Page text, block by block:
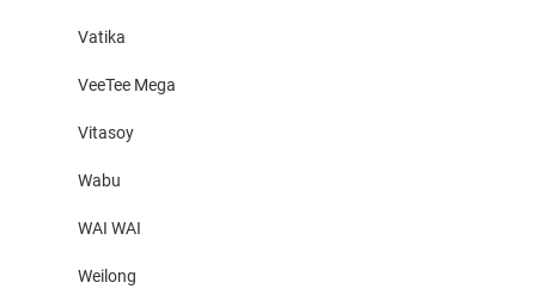
Vatika
VeeTee Mega
Vitasoy
Wabu
WAI WAI
Weilong